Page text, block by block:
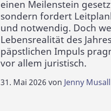
einen Meilenstein
sondern fordert
und notwendig. Doch
Lebensrealität des
päpstlichen Impuls
vor allem juristisch.
31. Mai 2026 von Jenny Musall